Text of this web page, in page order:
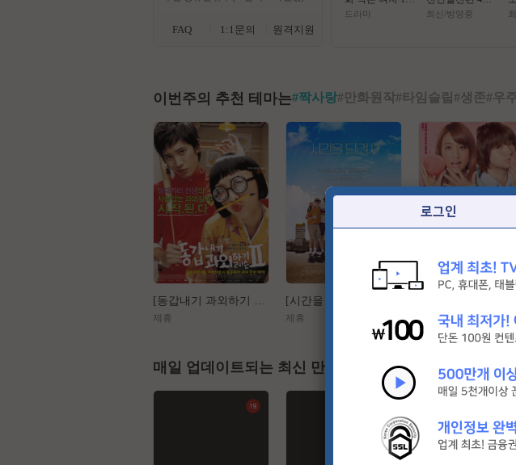
FAQ 1:1문의 원격지원
0p 고화질.자체
드라마
화진담 - 3화 - 1
최신/방영중
이번주의 추천 테마는#짝사랑#만화원작#타임슬립 #생존#우
제휴 제휴 제휴
매일 업데이트되는 최신 만화
로그인